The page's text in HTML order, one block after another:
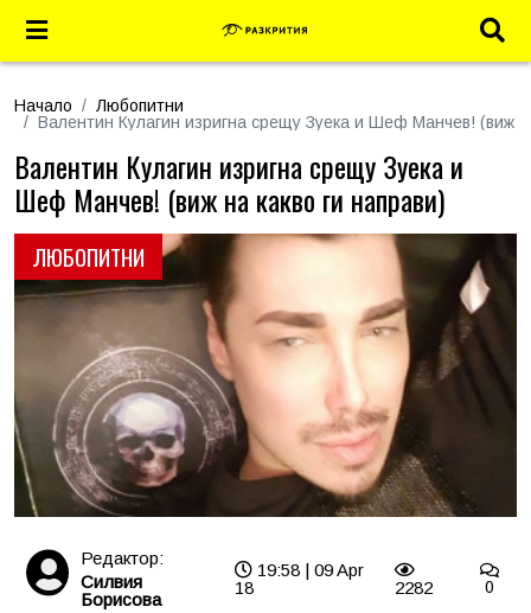
Начало
Любопитни
Валентин Кулагин изригна срещу Зуека и Шеф Манчев! (виж
ЛЮБОПИТНИ
Валентин Кулагин изригна срещу Зуека и
Шеф Манчев! (виж на какво ги направи)
Редактор:
Силвия
Борисова
19:58 | 09 Apr
18
2282 0